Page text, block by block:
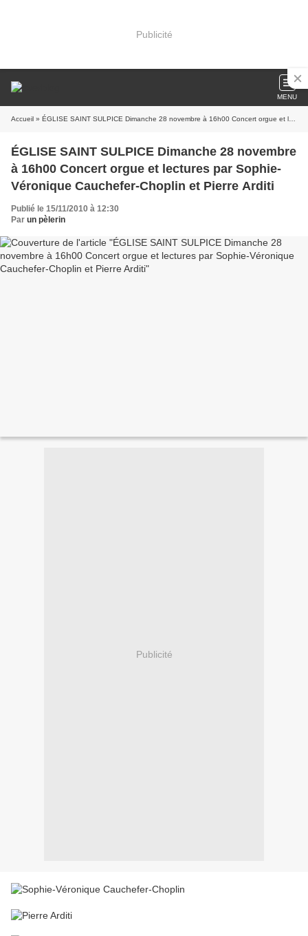
Publicité
MENU
Accueil » ÉGLISE SAINT SULPICE Dimanche 28 novembre à 16h00 Concert orgue et lectures par Sophie-Véronique Cauchefer-Choplin et Pierre Arditi
ÉGLISE SAINT SULPICE Dimanche 28 novembre
à 16h00 Concert orgue et lectures par Sophie-
Véronique Cauchefer-Choplin et Pierre Arditi
Publié le 15/11/2010 à 12:30
Par un pèlerin
Publicité